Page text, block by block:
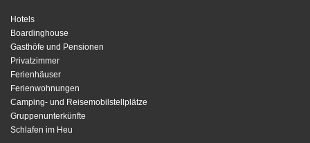
Hotels
Boardinghouse
Gasthöfe und Pensionen
Privatzimmer
Ferienhäuser
Ferienwohnungen
Camping- und Reisemobilstellplätze
Gruppenunterkünfte
Schlafen im Heu